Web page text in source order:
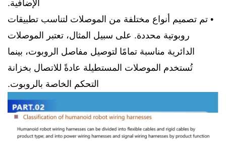
الإضافية.
• تم تصميم أنواع مختلفة من الموصلات لتناسب تطبيقات
روبوتية محددة. على سبيل المثال، تعتبر الموصلات
الدائرية مناسبة تمامًا لتوصيل مفاصل الروبوت، بينما
تُستخدم الموصلات المستطيلة عادةً للاتصال بخزانة
التحكم الخاصة بالروبوت.